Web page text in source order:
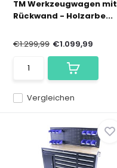
TM Werkzeugwagen mit
Rückwand - Holzarbe...
Vergleichen
€1.299,99 €1.099,99